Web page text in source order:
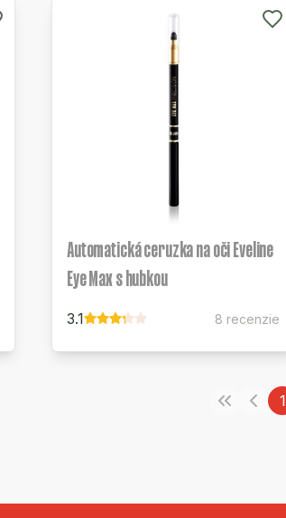
Automatická ceruzka na oči Eveline
Eye Max s hubkou
3.1 8 recenzie
1